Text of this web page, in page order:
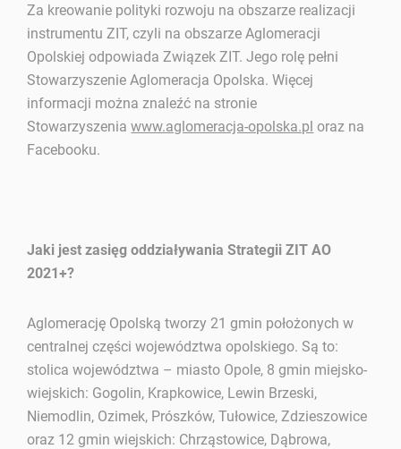
Za kreowanie polityki rozwoju na obszarze realizacji
instrumentu ZIT, czyli na obszarze Aglomeracji
Opolskiej odpowiada Związek ZIT. Jego rolę pełni
Stowarzyszenie Aglomeracja Opolska. Więcej
informacji można znaleźć na stronie
Stowarzyszeniawww.aglomeracja-opolska.pl oraz na
Facebooku.
Jaki jest zasięg oddziaływania Strategii ZIT AO
2021+?
Aglomerację Opolską tworzy 21 gmin położonych w
centralnej części województwa opolskiego. Są to:
stolica województwa – miasto Opole, 8 gmin miejsko-
wiejskich: Gogolin, Krapkowice, Lewin Brzeski,
Niemodlin, Ozimek, Prószków, Tułowice, Zdzieszowice
oraz 12 gmin wiejskich: Chrząstowice, Dąbrowa,